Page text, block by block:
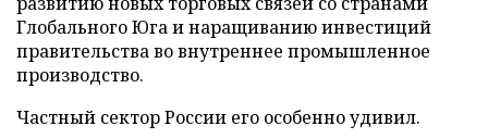
Глобального Юга и наращиванию инвестиций
правительства во внутреннее промышленное
производство.
Частный сектор России его особенно удивил.